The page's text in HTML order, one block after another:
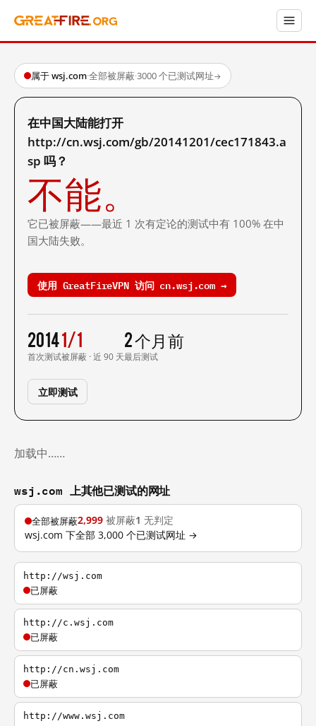
属于 wsj.com·全部被屏蔽·3000 个已测试网址→
在中国大陆能打开
http://cn.wsj.com/gb/20141201/cec171843.a
sp 吗？
不能。
它已被屏蔽——最近 1 次有定论的测试中有 100% 在中
国大陆失败。
使用 GreatFireVPN 访问 cn.wsj.com →
2014
首次测试
1/1
被屏蔽 · 近 90 天
2 个月前
最后测试
立即测试
加载中……
wsj.com 上其他已测试的网址
全部被屏蔽2,999 被屏蔽1 无判定
wsj.com 下全部 3,000 个已测试网址 →
http://wsj.com
已屏蔽
http://c.wsj.com
已屏蔽
http://cn.wsj.com
已屏蔽
http://www.wsj.com